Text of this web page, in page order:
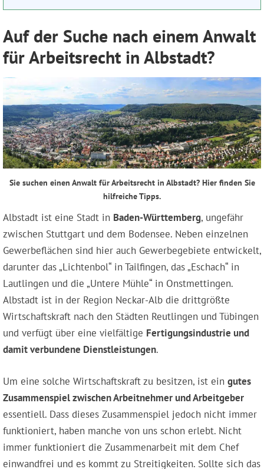
Auf der Suche nach einem Anwalt
für Arbeitsrecht in Albstadt?
Sie suchen einen Anwalt für Arbeitsrecht in Albstadt? Hier finden Sie
hilfreiche Tipps.
Albstadt ist eine Stadt in Baden-Württemberg, ungefähr
zwischen Stuttgart und dem Bodensee. Neben einzelnen
Gewerbeflächen sind hier auch Gewerbegebiete entwickelt,
darunter das „Lichtenbol“ in Tailfingen, das „Eschach“ in
Lautlingen und die „Untere Mühle“ in Onstmettingen.
Albstadt ist in der Region Neckar-Alb die drittgrößte
Wirtschaftskraft nach den Städten Reutlingen und Tübingen
und verfügt über eine vielfältige Fertigungsindustrie und
damit verbundene Dienstleistungen.
Um eine solche Wirtschaftskraft zu besitzen, ist ein gutes
Zusammenspiel zwischen Arbeitnehmer und Arbeitgeber
essentiell. Dass dieses Zusammenspiel jedoch nicht immer
funktioniert, haben manche von uns schon erlebt. Nicht
immer funktioniert die Zusammenarbeit mit dem Chef
einwandfrei und es kommt zu Streitigkeiten. Sollte sich das